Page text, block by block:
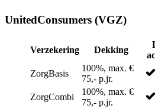
UnitedConsumers (VGZ)
Verzekering Dekking
ZorgBasis
100%, max. €
75,- p.jr.
ZorgCombi
100%, max. €
75,- p.jr.